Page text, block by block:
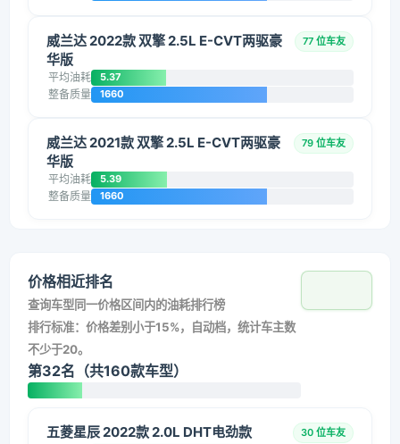
威兰达 2022款 双擎 2.5L E-CVT两驱豪
华版
77 位车友
平均油耗 5.37
整备质量 1660
威兰达 2021款 双擎 2.5L E-CVT两驱豪
华版
79 位车友
平均油耗 5.39
整备质量 1660
价格相近排名
查询车型同一价格区间内的油耗排行榜
排行标准：价格差别小于15%，自动档，统计车主数
不少于20。
第32名（共160款车型）
五菱星辰 2022款 2.0L DHT电劲款 30 位车友